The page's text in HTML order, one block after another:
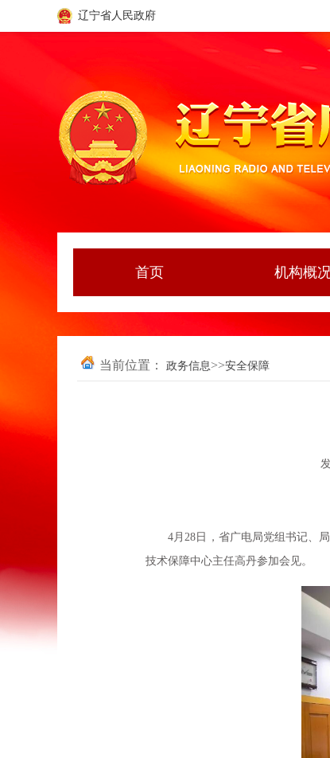
辽宁省人民政府
首页 机构概
当前位置： 政务信息>>安全保障
4月28日，省广电局党组书记、局
技术保障中心主任高丹参加会见。